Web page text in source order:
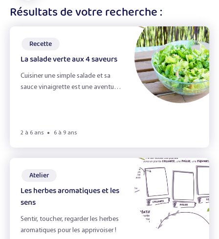
En accueil de loisirs
Ateliers
Recettes
Jeux
L'alimentation durable
affiner
les
Résultats de votre recherche :
Recette
La salade verte aux 4 saveurs
Cuisiner une simple salade et sa
sauce vinaigrette est une aventure
2 à 6 ans 6 à 9 ans
Atelier
Les herbes aromatiques et les
sens
Sentir, toucher, regarder les herbes
aromatiques pour les apprivoiser !